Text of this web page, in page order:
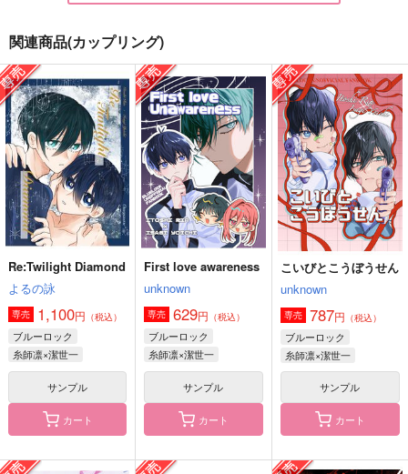
天使さまは魔王の雛を
溺愛する
ROD
755円（税込）
糸師凛×潔世一
サンプル
作品詳細
絶対デレてにゃい5
おひるねころり
715円（税込）
糸師凛×潔世一
サンプル
作品詳細
イトシ君と2度目の恋
をする。
ハッカあめ
4,872円（税込）
糸師凛×潔世一
サンプル
作品詳細
関連商品(カップリング)
Re:Twilight Diamond
よるの詠
専売 1,100円 （税込）
ブルーロック
糸師凛×潔世一
サンプル
カート
First love awareness
unknown
専売 629円 （税込）
ブルーロック
糸師凛×潔世一
サンプル
カート
こいびとこうぼうせん
unknown
専売 787円 （税込）
ブルーロック
糸師凛×潔世一
サンプル
カート